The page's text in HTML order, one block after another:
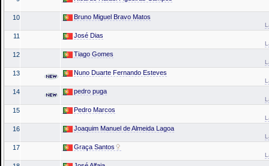
10 Bruno Miguel Bravo Matos
11 José Dias
12 Tiago Gomes
13 Nuno Duarte Fernando Esteves
14 pedro puga
15 Pedro Marcos
16 Joaquim Manuel de Almeida Lagoa
17 Graça Santos